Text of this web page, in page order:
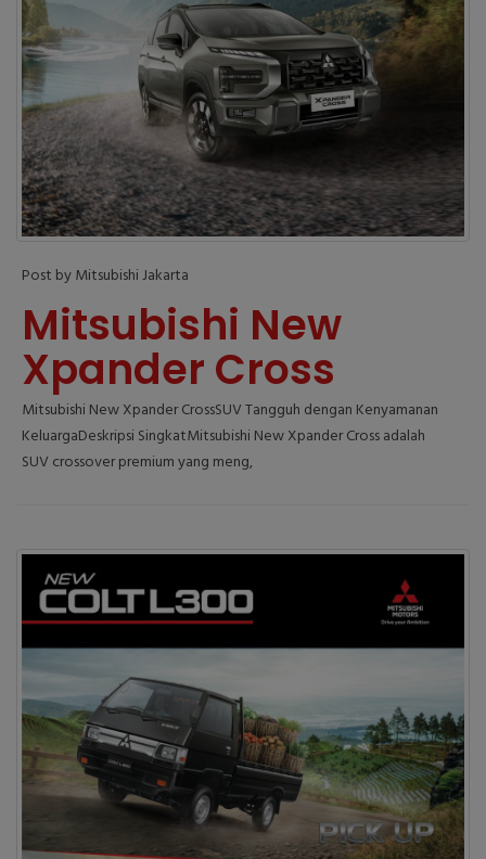
Post by Mitsubishi Jakarta
Mitsubishi New
Xpander Cross
Mitsubishi New Xpander CrossSUV Tangguh dengan Kenyamanan
KeluargaDeskripsi SingkatMitsubishi New Xpander Cross adalah
SUV crossover premium yang meng,